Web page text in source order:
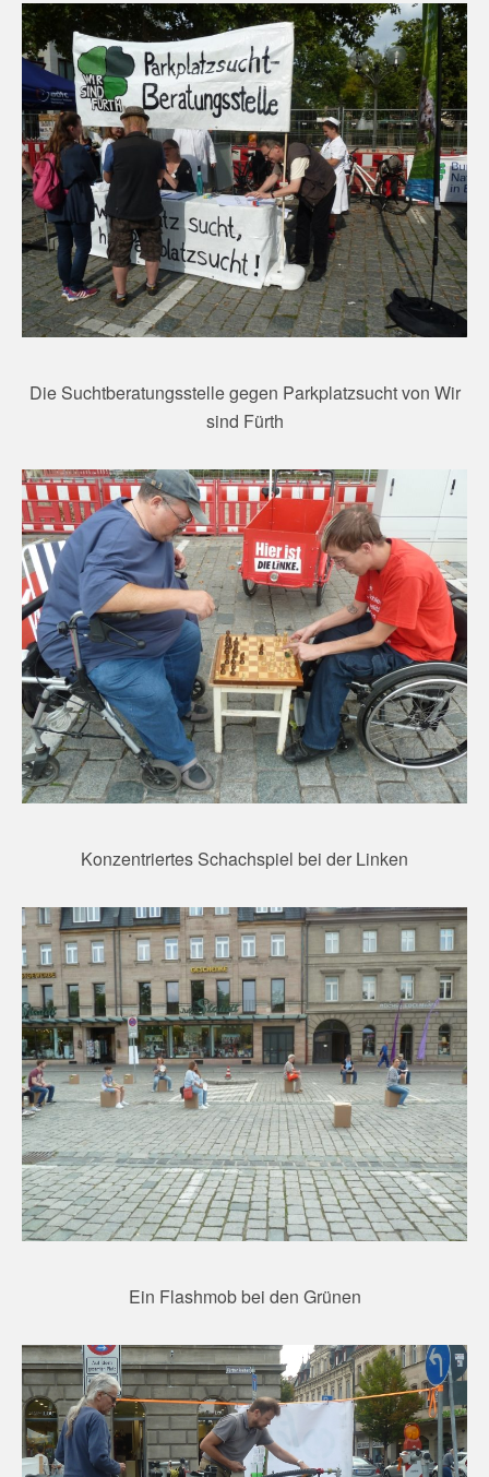
Die Suchtberatungsstelle gegen Parkplatzsucht von Wir
sind Fürth
Konzentriertes Schachspiel bei der Linken
Ein Flashmob bei den Grünen